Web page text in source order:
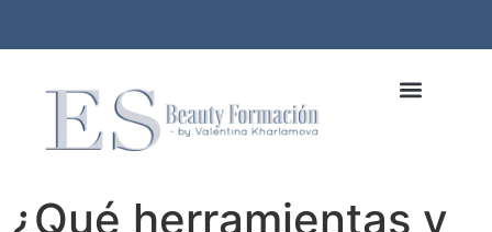
¿Qué herramientas y